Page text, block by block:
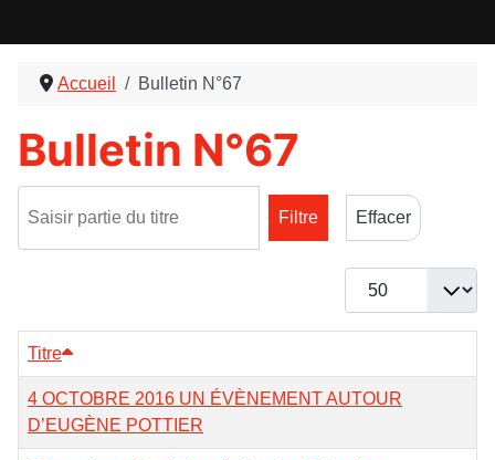
Accueil Bulletin N°67
Bulletin N°67
Filtre
Effacer
Afficher #
Titre
4 OCTOBRE 2016 UN ÉVÈNEMENT AUTOUR
D’EUGÈNE POTTIER